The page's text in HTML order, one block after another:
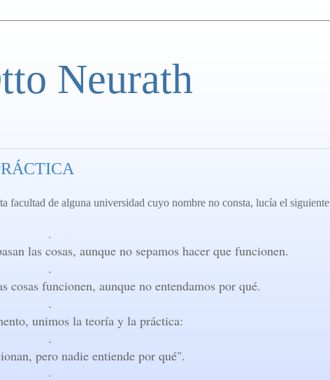
Neurath
facultad de alguna universidad cuyo nombre no consta, lucía el siguiente
.
las cosas, aunque no sepamos hacer que funcionen.
.
cosas funcionen, aunque no entendamos por qué.
.
unimos la teoría y la práctica:
.
pero nadie entiende por qué".
.